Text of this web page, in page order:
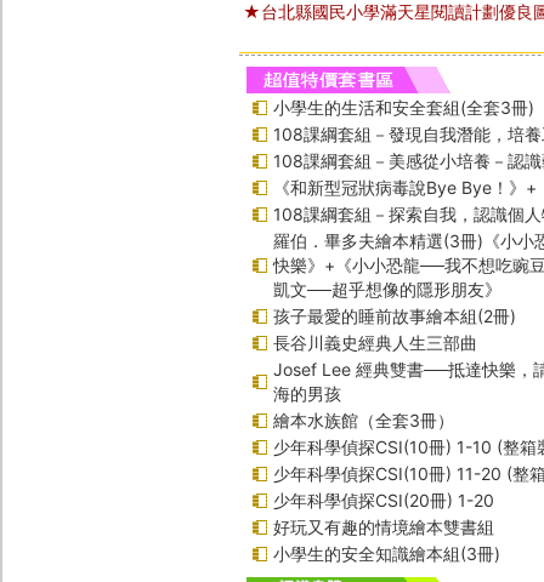
★台北縣國民小學滿天星閱讀計劃優良
小學生的生活和安全套組(全套3冊)
108課綱套組－發現自我潛能，培
108課綱套組－美感從小培養－認
《和新型冠狀病毒說Bye Bye！》
108課綱套組－探索自我，認識個
羅伯．畢多夫繪本精選(3冊)《小小
快樂》+《小小恐龍──我不想吃豌
凱文──超乎想像的隱形朋友》
孩子最愛的睡前故事繪本組(2冊)
長谷川義史經典人生三部曲
Josef Lee 經典雙書──抵達快樂，
海的男孩
繪本水族館（全套3冊）
少年科學偵探CSI(10冊) 1-10 (整箱
少年科學偵探CSI(10冊) 11-20 (整
少年科學偵探CSI(20冊) 1-20
好玩又有趣的情境繪本雙書組
小學生的安全知識繪本組(3冊)